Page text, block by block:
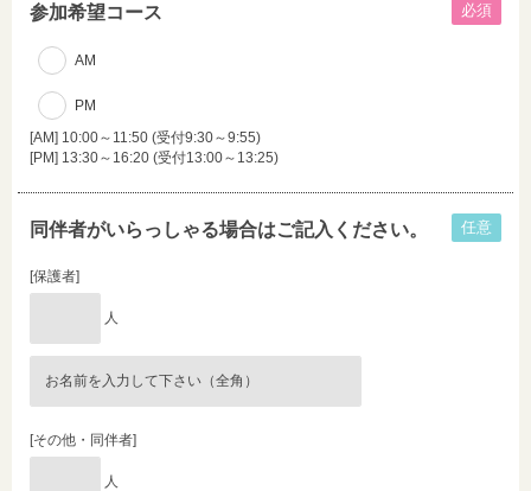
参加希望コース 必須
AM
PM
[AM] 10:00～11:50 (受付9:30～9:55)
[PM] 13:30～16:20 (受付13:00～13:25)
同伴者がいらっしゃる場合はご記入ください。 任意
[保護者]
人
[その他・同伴者]
人